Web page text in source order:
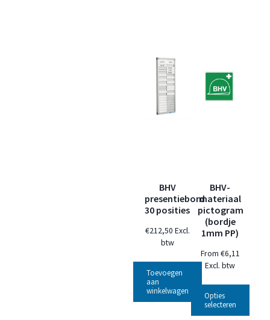
BHV
presentiebord
30 posities
€212,50 Excl.
btw
Toevoegen
aan
winkelwagen
BHV-
materiaal
pictogram
(bordje
1mm PP)
From €6,11
Excl. btw
Opties
selecteren